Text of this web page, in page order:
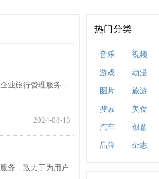
业旅行管理服务，
2024-08-13
务，致力于为用户
热门分类
音乐 视频
游戏 动漫
图片 旅游
搜索 美食
汽车 创意
品牌 杂志